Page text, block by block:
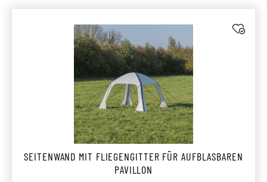
SEITENWAND MIT FLIEGENGITTER FÜR AUFBLASBAREN
PAVILLON